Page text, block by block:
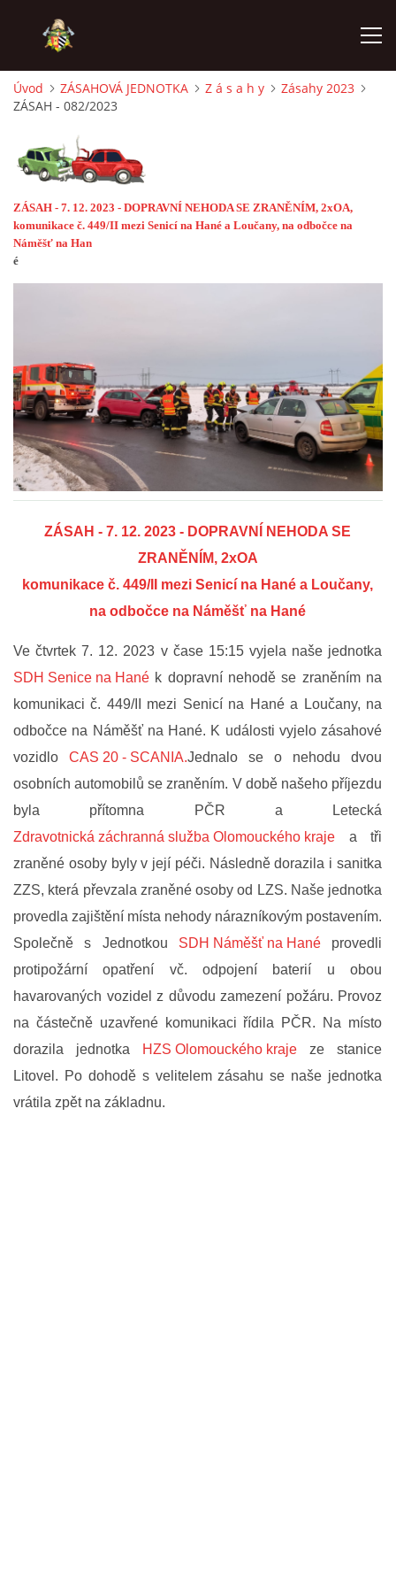
ÚVOD
PODPOŘTE NÁS PŘES GIVT.CZ
ČINNOST SDH
ZÁSAHOVÁ JEDNOTKA
MLADÍ HASIČI
FOTOGALERIE
VIDEOGALERIE
PREVENCE
HISTORIE
E-KRONIKA
PARTNEŘI
KONTAKTY
ODKAZY SDH
KE STAŽENÍ
SDH Senice na Hané
Telefon na starostu SDH
+420 775 771 227
sdhsenicenahane@seznam.cz
© 2026 eStránky.cz |RSS|
Úvod ZÁSAHOVÁ JEDNOTKA Z á s a h y
Zásahy 2023
ZÁSAH - 082/2023
ZÁSAH - 7. 12. 2023 - DOPRAVNÍ NEHODA SE ZRANĚNÍM, 2xOA,
komunikace č. 449/II mezi Senicí na Hané a Loučany, na odbočce na
Náměšť na Han
é
ZÁSAH - 7. 12. 2023 - DOPRAVNÍ NEHODA SE
ZRANĚNÍM, 2xOA
komunikace č. 449/II mezi Senicí na Hané a Loučany,
na odbočce na Náměšť na Hané
Ve čtvrtek 7. 12. 2023 v čase 15:15 vyjela naše jednotka
SDH Senice na Hané k dopravní nehodě se zraněním na
komunikaci č. 449/II mezi Senicí na Hané a Loučany, na
odbočce na Náměšť na Hané. K události vyjelo zásahové
vozidlo CAS 20 - SCANIA.Jednalo se o nehodu dvou
osobních automobilů se zraněním. V době našeho příjezdu
byla přítomna PČR a Letecká
Zdravotnická záchranná služba Olomouckého kraje a tři
zraněné osoby byly v její péči. Následně dorazila i sanitka
ZZS, která převzala zraněné osoby od LZS. Naše jednotka
provedla zajištění místa nehody nárazníkovým postavením.
Společně s Jednotkou SDH Náměšť na Hanéprovedli
protipožární opatření vč. odpojení baterií u obou
havarovaných vozidel z důvodu zamezení požáru. Provoz
na částečně uzavřené komunikaci řídila PČR. Na místo
dorazila jednotka
HZS Olomouckého kraje ze stanice
Litovel. Po dohodě s velitelem zásahu se naše jednotka
vrátila zpět na základnu.